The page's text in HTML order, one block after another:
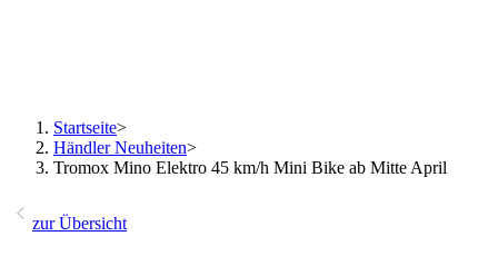
Startseite>
Händler Neuheiten>
Tromox Mino Elektro 45 km/h Mini Bike ab Mitte April
zur Übersicht